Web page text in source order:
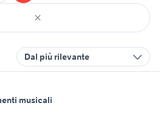
Dal più rilevante
musicali